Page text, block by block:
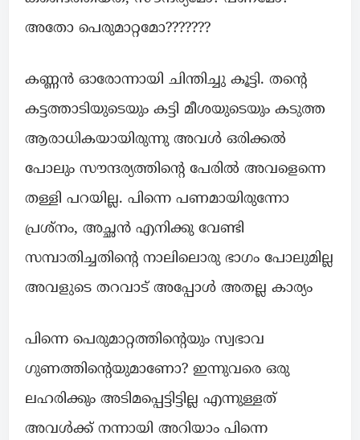
അതോ പെരുമാറ്റമോ???????
കണ്ണൻ ഓരോന്നായി ചിന്തിച്ചു കൂട്ടി. തന്റെ
കട്ടത്താടിയുടെയും കട്ടി മീശയുടെയും കടുത്ത
ആരാധികയായിരുന്നു അവൾ ഒരിക്കൽ
പോലും സൗന്ദര്യത്തിന്റെ പേരിൽ അവളെന്നെ
തള്ളി പറയില്ല. പിന്നെ പണമായിരുന്നോ
പ്രശ്നം, അച്ഛൻ എനിക്കു വേണ്ടി
സമ്പാതിച്ചതിന്റെ നാലിലൊരു ഭാഗം പോലുമില്ല
അവളുടെ തറവാട് അപ്പോൾ അതല്ല കാര്യം
പിന്നെ പെരുമാറ്റത്തിന്റെയും സ്വഭാവ
ഗുണത്തിന്റെയുമാണോ? ഇന്നുവരെ ഒരു
ലഹരിക്കും അടിമപ്പെട്ടിട്ടില്ല എന്നുള്ളത്
അവൾക്ക് നന്നായി അറിയാം പിന്നെ